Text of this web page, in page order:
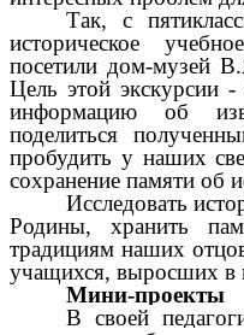
Так, с
историческое
посетили дом-музей
Цель этой экскурсии -
информацию об
поделиться
пробудить у наших
сохранение памяти об
Исследовать
Родины, хранить
традициям наших
учащихся, выросших в
Мини-проекты
В своей